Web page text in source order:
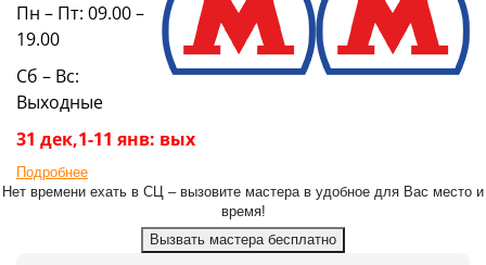
Пн – Пт: 09.00 –
19.00
Сб – Вс:
Выходные
31 дек,1-11 янв: вых
Подробнее
Нет времени ехать в СЦ – вызовите мастера в удобное для Вас место и
время!
Вызвать мастера бесплатно